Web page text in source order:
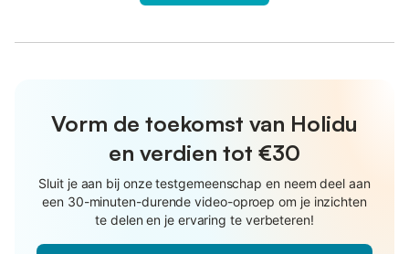
Vorm de toekomst van Holidu
en verdien tot €30
Sluit je aan bij onze testgemeenschap en neem deel aan
een 30-minuten-durende video-oproep om je inzichten
te delen en je ervaring te verbeteren!